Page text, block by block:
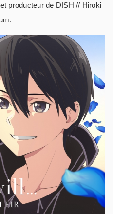
producteur de DISH // Hiroki